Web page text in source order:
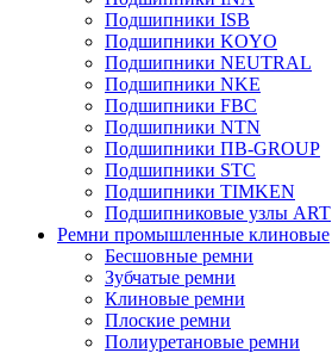
Подшипники ISB
Подшипники KOYO
Подшипники NEUTRAL
Подшипники NKE
Подшипники FBC
Подшипники NTN
Подшипники ПВ-GROUP
Подшипники STC
Подшипники TIMKEN
Подшипниковые узлы ART
Ремни промышленные клиновые
Бесшовные ремни
Зубчатые ремни
Клиновые ремни
Плоские ремни
Полиуретановые ремни